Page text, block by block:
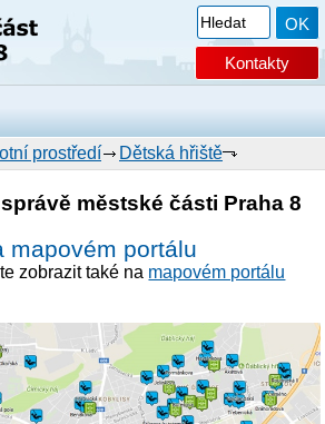
Kontakty
prostředí Dětská hřiště
městské části Praha 8
mapovém portálu
zobrazit také na mapovém portálu